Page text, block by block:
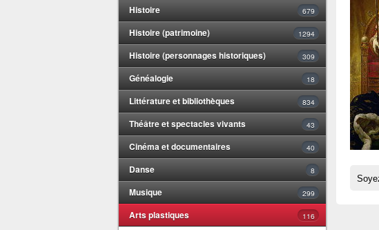
Histoire 679
Histoire (patrimoine) 1294
Histoire (personnages historiques) 309
Généalogie 18
Littérature et bibliothèques 834
Théâtre et spectacles vivants 43
Cinéma et documentaires 40
Danse 8
Musique 299
Arts plastiques 116